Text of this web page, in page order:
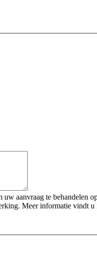
aanvraag te behandelen
Meer informatie vindt